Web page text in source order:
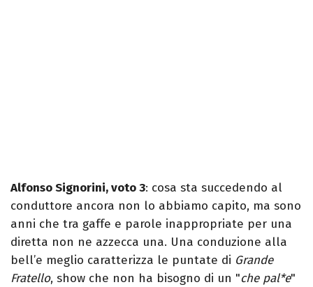
Alfonso Signorini, voto 3: cosa sta succedendo al
conduttore ancora non lo abbiamo capito, ma sono
anni che tra gaffe e parole inappropriate per una
diretta non ne azzecca una. Una conduzione alla
bell’e meglio caratterizza le puntate di Grande
Fratello, show che non ha bisogno di un "che pal*e"